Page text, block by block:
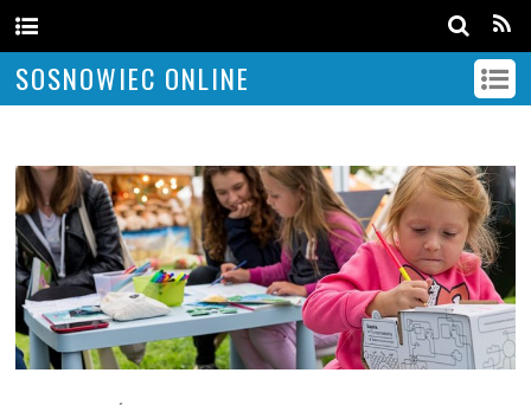
SOSNOWIEC ONLINE